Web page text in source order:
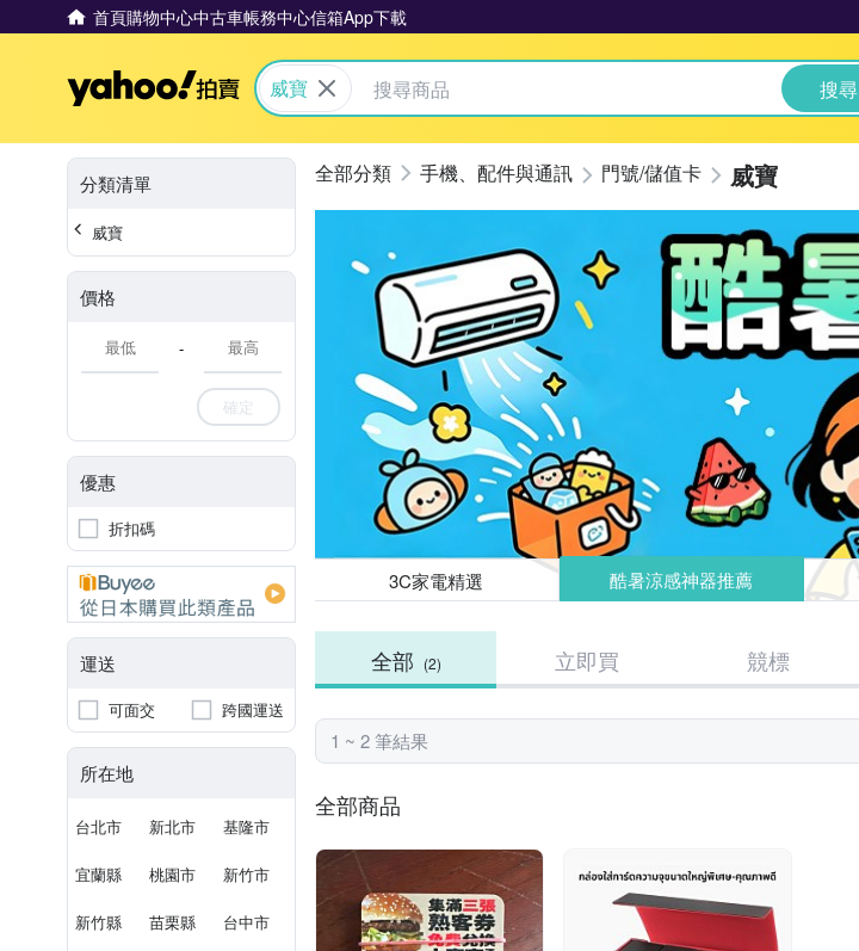
首頁購物中心中古車帳務中心信箱App下載
Yahoo拍賣
威寶 搜尋
分類清單
威寶
價格
-
確定
優惠
折扣碼
運送
可面交 跨國運送
所在地
台北市 新北市 基隆市
宜蘭縣 桃園市 新竹市
新竹縣 苗栗縣 台中市
手機、配件與通訊 門號/儲值卡 威寶
3C家電精選 酷暑涼感神器推薦
全部 (2) 立即買 競標
1 ~ 2 筆結果
全部商品